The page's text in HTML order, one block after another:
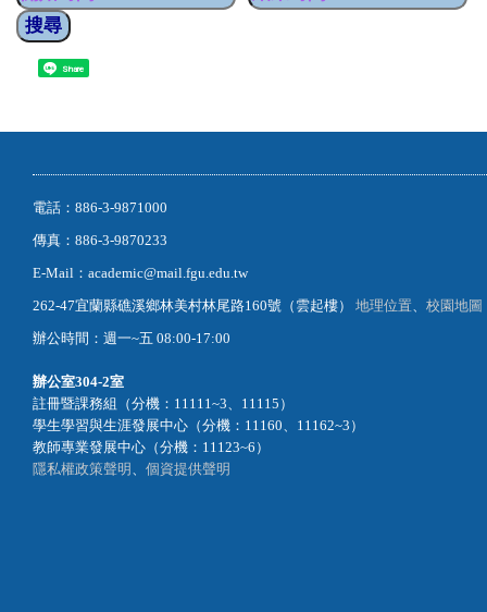
Share
電話：886-3-9871000
傳真：886-3-9870233
E-Mail：academic@mail.fgu.edu.tw
262-47宜蘭縣礁溪鄉林美村林尾路160號（雲起樓） 地理位置、 校園地圖
辦公時間：週一~五 08:00-17:00
辦公室304-2室
註冊暨課務組（分機：11111~3、11115）
學生學習與生涯發展中心（分機：11160、11162~3）
教師專業發展中心（分機：11123~6）
隱私權政策聲明 、 個資提供聲明